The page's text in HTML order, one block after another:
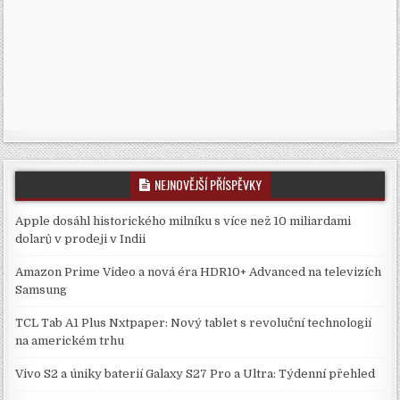
NEJNOVĚJŠÍ PŘÍSPĚVKY
Apple dosáhl historického milníku s více než 10 miliardami
dolarů v prodeji v Indii
Amazon Prime Video a nová éra HDR10+ Advanced na televizích
Samsung
TCL Tab A1 Plus Nxtpaper: Nový tablet s revoluční technologií
na americkém trhu
Vivo S2 a úniky baterií Galaxy S27 Pro a Ultra: Týdenní přehled